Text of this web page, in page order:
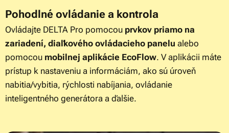
Pohodlné ovládanie a kontrola
Ovládajte DELTA Pro pomocou prvkov priamo na
zariadení, diaľkového ovládacieho panelu alebo
pomocou mobilnej aplikácie EcoFlow. V aplikácii máte
prístup k nastaveniu a informáciám, ako sú úroveň
nabitia/vybitia, rýchlosti nabíjania, ovládanie
inteligentného generátora a ďalšie.